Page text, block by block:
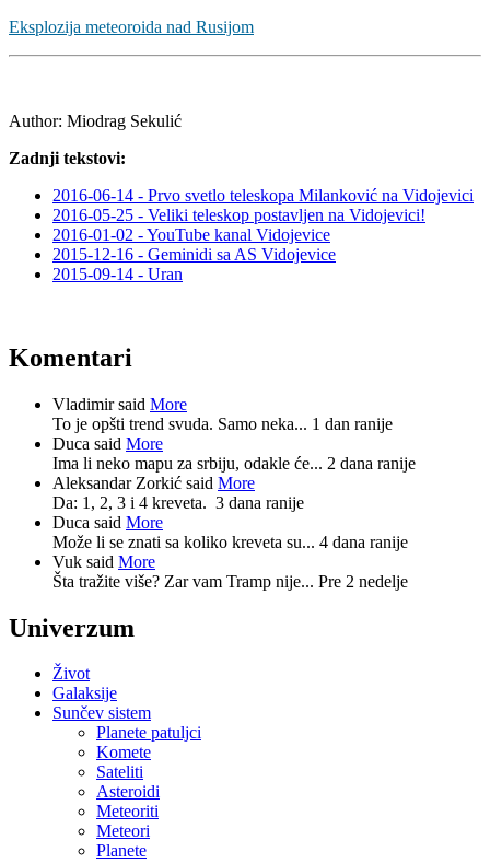
Eksplozija meteoroida nad Rusijom
Author: Miodrag Sekulić
Zadnji tekstovi:
2016-06-14 - Prvo svetlo teleskopa Milanković na Vidojevici
2016-05-25 - Veliki teleskop postavljen na Vidojevici!
2016-01-02 - YouTube kanal Vidojevice
2015-12-16 - Geminidi sa AS Vidojevice
2015-09-14 - Uran
Komentari
Vladimir said More
To je opšti trend svuda. Samo neka... 1 dan ranije
Duca said More
Ima li neko mapu za srbiju, odakle će... 2 dana ranije
Aleksandar Zorkić said More
Da: 1, 2, 3 i 4 kreveta. 3 dana ranije
Duca said More
Može li se znati sa koliko kreveta su... 4 dana ranije
Vuk said More
Šta tražite više? Zar vam Tramp nije... Pre 2 nedelje
Univerzum
Život
Galaksije
Sunčev sistem
Planete patuljci
Komete
Sateliti
Asteroidi
Meteoriti
Meteori
Planete